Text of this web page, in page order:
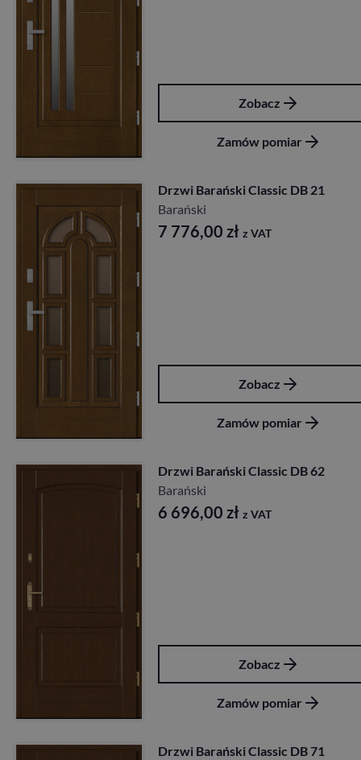
Zobacz
Zamów pomiar
Drzwi Barański Classic DB 21
Barański
7 776,00 zł z VAT
Zobacz
Zamów pomiar
Drzwi Barański Classic DB 62
Barański
6 696,00 zł z VAT
Zobacz
Zamów pomiar
Drzwi Barański Classic DB 71